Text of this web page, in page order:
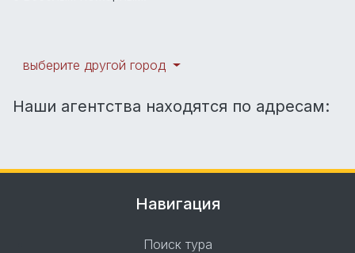
выберите другой город
Наши агентства находятся по адресам:
Навигация
Поиск тура